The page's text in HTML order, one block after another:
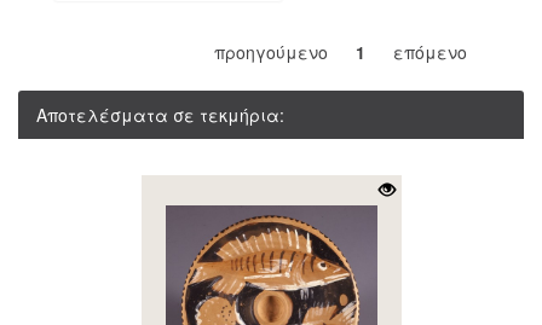
προηγούμενο 1 επόμενο
Αποτελέσματα σε τεκμήρια: